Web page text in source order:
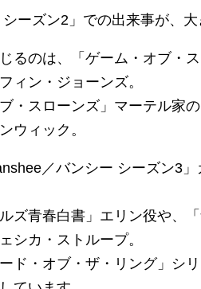
ーズン2」での出来事が、大
るのは、「ゲーム・オブ・
ィン・ジョーンズ。
・スローンズ」マーテル家
ウィック。
／バンシー シーズン3
ズ青春白書」エリン役や、
シカ・ストループ。
ド・オブ・ザ・リング」シ